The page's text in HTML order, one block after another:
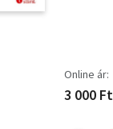
Online ár:
3 000 Ft